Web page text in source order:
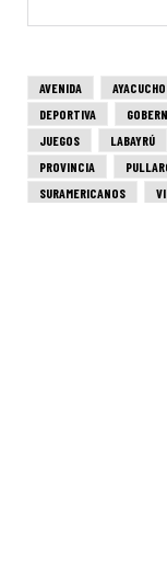
AVENIDA AYACUCHO
DEPORTIVA
JUEGOS
LABAYRÚ
PROVINCIA
SURAMERICANOS